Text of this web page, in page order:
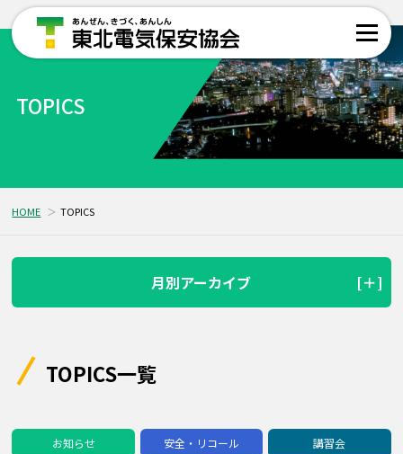
TOPICS
HOME TOPICS
月別アーカイブ
TOPICS一覧
お知らせ 安全・リコール 講習会